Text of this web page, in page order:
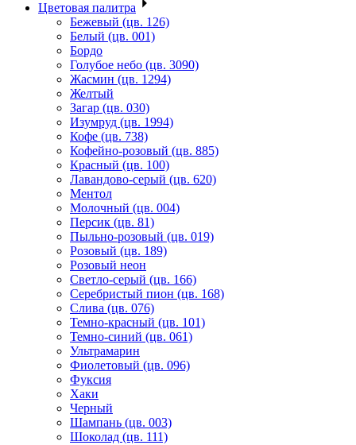
Цветовая палитра
Бежевый (цв. 126)
Белый (цв. 001)
Бордо
Голубое небо (цв. 3090)
Жасмин (цв. 1294)
Желтый
Загар (цв. 030)
Изумруд (цв. 1994)
Кофе (цв. 738)
Кофейно-розовый (цв. 885)
Красный (цв. 100)
Лавандово-серый (цв. 620)
Ментол
Молочный (цв. 004)
Персик (цв. 81)
Пыльно-розовый (цв. 019)
Розовый (цв. 189)
Розовый неон
Светло-серый (цв. 166)
Серебристый пион (цв. 168)
Слива (цв. 076)
Темно-красный (цв. 101)
Темно-синий (цв. 061)
Ультрамарин
Фиолетовый (цв. 096)
Фуксия
Хаки
Черный
Шампань (цв. 003)
Шоколад (цв. 111)